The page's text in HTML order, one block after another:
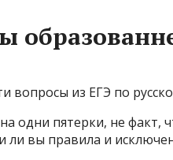
вопросы из ЕГЭ по
одни пятерки, не факт,
вы правила и